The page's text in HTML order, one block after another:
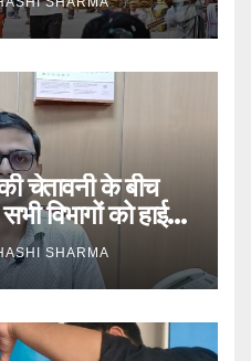
की चेतावनी के बीच
विभागों को हाई
SHARMA